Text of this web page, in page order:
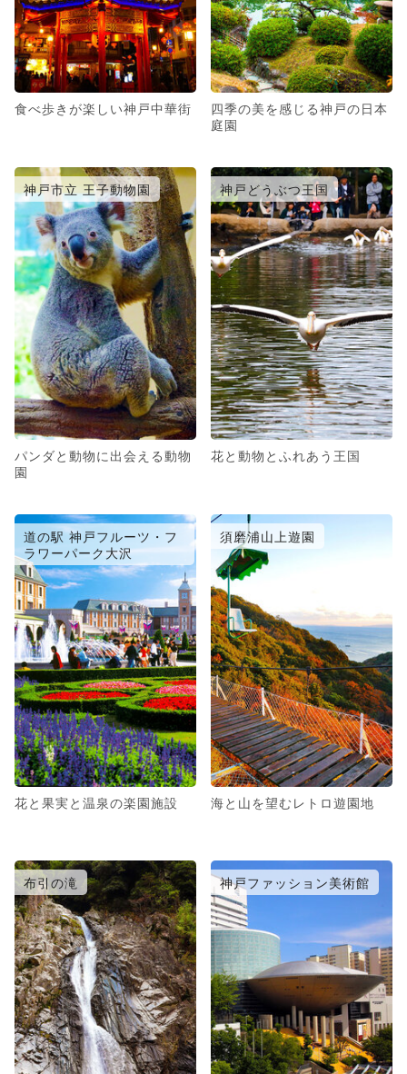
食べ歩きが楽しい神戸中華街
四季の美を感じる神戸の日本
庭園
神戸市立 王子動物園
パンダと動物に出会える動物
園
神戸どうぶつ王国
花と動物とふれあう王国
道の駅 神戸フルーツ・フ
ラワーパーク大沢
花と果実と温泉の楽園施設
須磨浦山上遊園
海と山を望むレトロ遊園地
布引の滝 神戸ファッション美術館